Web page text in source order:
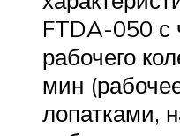
FTDA-050 с
рабочего
мин
лопатками,